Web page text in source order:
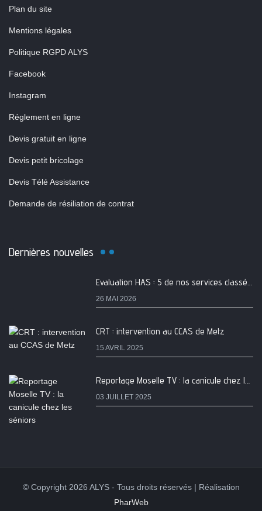
Plan du site
Mentions légales
Politique RGPD ALYS
Facebook
Instagram
Réglement en ligne
Devis gratuit en ligne
Devis petit bricolage
Devis Télé Assistance
Demande de résiliation de contrat
Dernières nouvelles
Evaluation HAS : 5 de nos services classés A
26 MAI 2026
CRT : intervention au CCAS de Metz
15 AVRIL 2025
Reportage Moselle TV : la canicule chez les séniors
03 JUILLET 2025
© Copyright 2026 ALYS - Tous droits réservés | Réalisation
PharWeb